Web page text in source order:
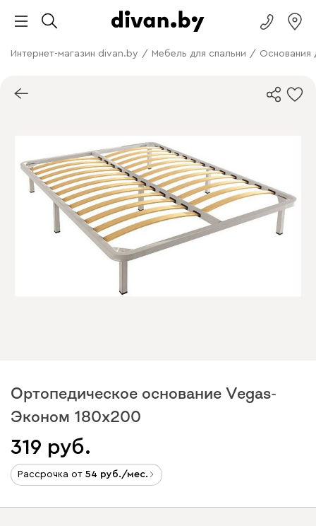
Интернет-магазин divan.by / Мебель для спальни / Основания
Ортопедическое основание Vegas-
Эконом 180x200
319
Рассрочка от 54 /мес.